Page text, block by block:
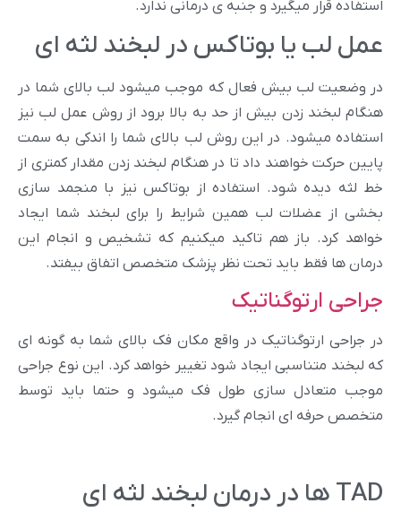
استفاده قرار میگیرد و جنبه ی درمانی ندارد.
عمل لب یا بوتاکس در لبخند لثه ای
در وضعیت لب بیش فعال که موجب میشود لب بالای شما در
هنگام لبخند زدن بیش از حد به بالا برود از روش عمل لب نیز
استفاده میشود. در این روش لب بالای شما را اندکی به سمت
پایین حرکت خواهند داد تا در هنگام لبخند زدن مقدار کمتری از
خط لثه دیده شود. استفاده از بوتاکس نیز با منجمد سازی
بخشی از عضلات لب همین شرایط را برای لبخند شما ایجاد
خواهد کرد. باز هم تاکید میکنیم که تشخیص و انجام این
درمان ها فقط باید تحت نظر پزشک متخصص اتفاق بیفتد.
جراحی ارتوگناتیک
در جراحی ارتوگناتیک در واقع مکان فک بالای شما به گونه ای
که لبخند متناسبی ایجاد شود تغییر خواهد کرد. این نوع جراحی
موجب متعادل سازی طول فک میشود و حتما باید توسط
متخصص حرفه ای انجام گیرد.
TAD ها در درمان لبخند لثه ای